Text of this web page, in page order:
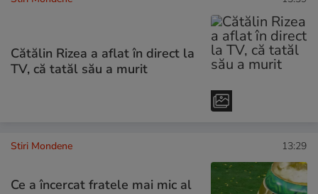
Cătălin Rizea a aflat în direct la
TV, că tatăl său a murit
Stiri Mondene 13:29
Ce a încercat fratele mai mic al